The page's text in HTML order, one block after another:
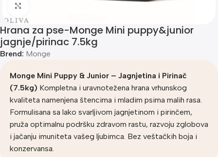
Hrana za pse-Monge Mini puppy&junior
jagnje/pirinac 7.5kg
Brend: Monge
Monge Mini Puppy & Junior – Jagnjetina i Pirinač
(7.5kg) Kompletna i uravnotežena hrana vrhunskog
kvaliteta namenjena štencima i mladim psima malih rasa.
Formulisana sa lako svarljivom jagnjetinom i pirinčem,
pruža optimalnu podršku zdravom rastu, razvoju zglobova
i jačanju imuniteta vašeg ljubimca. Bez veštačkih boja i
konzervansa.